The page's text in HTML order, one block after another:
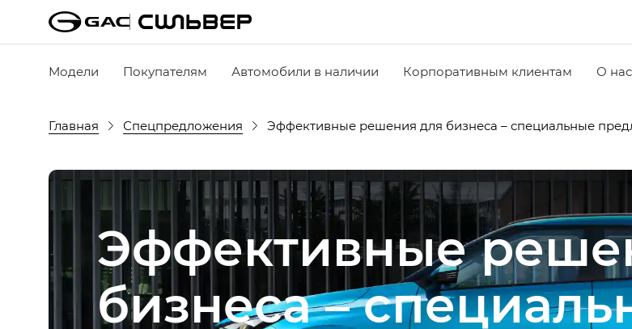
Модели Покупателям Автомобили в наличии Корпоративным клиентам О нас
Главная Спецпредложения Эффективные решения для бизнеса – специальные
Эффективные
бизнеса –